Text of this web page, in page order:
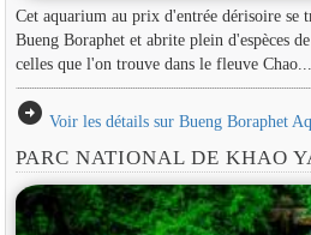
Cet aquarium au prix d'entrée dérisoire se
Bueng Boraphet et abrite plein d'espèces
celles que l'on trouve dans le fleuve Chao...
arrow_circle_right Voir les détails sur Bueng Boraphet
PARC NATIONAL DE KHAO